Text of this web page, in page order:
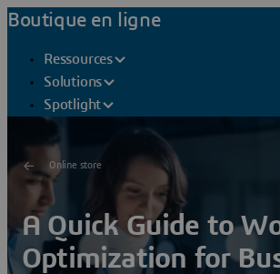
Boutique en ligne
Ressources
Solutions
Spotlight
Online store
A Quick Guide to
Optimization for